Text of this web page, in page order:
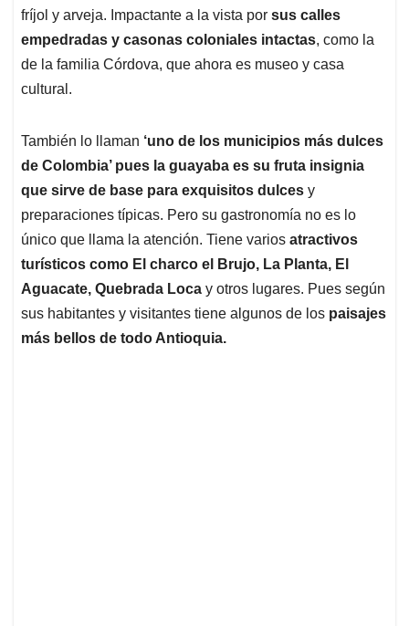
fríjol y arveja. Impactante a la vista por sus calles
empedradas y casonas coloniales intactas, como la
de la familia Córdova, que ahora es museo y casa
cultural.
También lo llaman ‘uno de los municipios más dulces
de Colombia’ pues la guayaba es su fruta insignia
que sirve de base para exquisitos dulces y
preparaciones típicas. Pero su gastronomía no es lo
único que llama la atención. Tiene varios atractivos
turísticos como El charco el Brujo, La Planta, El
Aguacate, Quebrada Loca y otros lugares. Pues según
sus habitantes y visitantes tiene algunos de los paisajes
más bellos de todo Antioquia.